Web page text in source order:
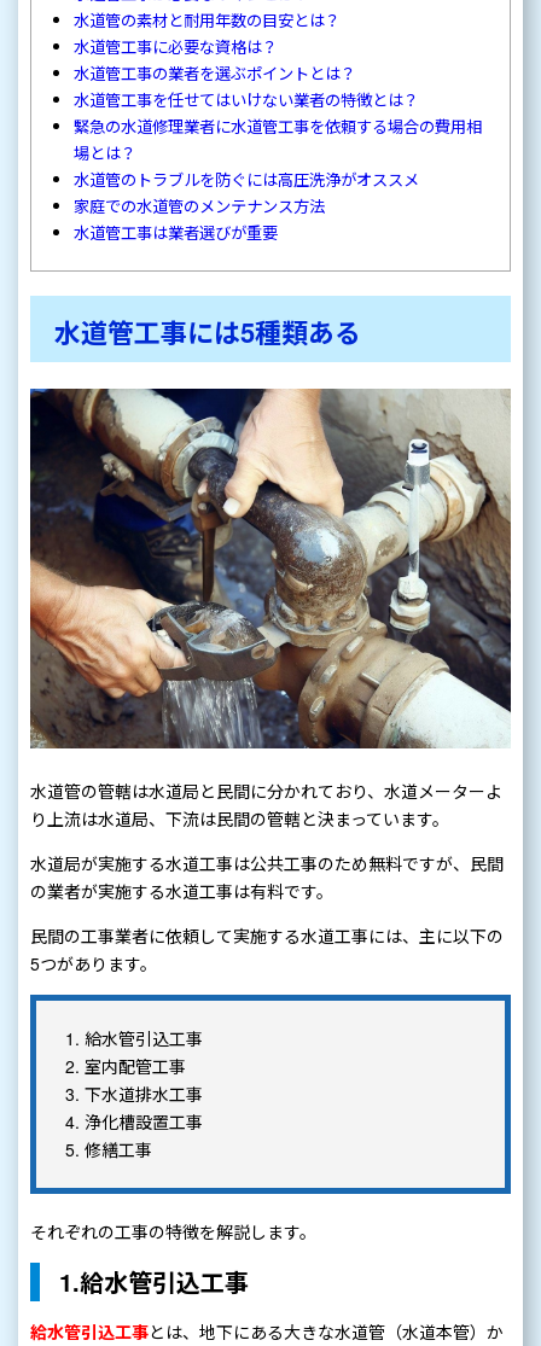
水道管の素材と耐用年数の目安とは？
水道管工事に必要な資格は？
水道管工事の業者を選ぶポイントとは？
水道管工事を任せてはいけない業者の特徴とは？
緊急の水道修理業者に水道管工事を依頼する場合の費用相
場とは？
水道管のトラブルを防ぐには高圧洗浄がオススメ
家庭での水道管のメンテナンス方法
水道管工事は業者選びが重要
水道管工事には5種類ある
水道管の管轄は水道局と民間に分かれており、水道メーターよ
り上流は水道局、下流は民間の管轄と決まっています。
水道局が実施する水道工事は公共工事のため無料ですが、民間
の業者が実施する水道工事は有料です。
民間の工事業者に依頼して実施する水道工事には、主に以下の
5つがあります。
給水管引込工事
室内配管工事
下水道排水工事
浄化槽設置工事
修繕工事
それぞれの工事の特徴を解説します。
1.給水管引込工事
給水管引込工事とは、地下にある大きな水道管（水道本管）か